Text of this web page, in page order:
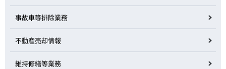
事故車等排除業務
不動産売却情報
維持修繕等業務